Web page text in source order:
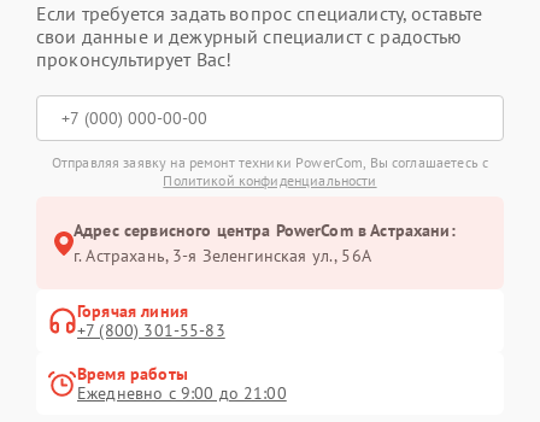
Если требуется задать вопрос специалисту, оставьте
свои данные и дежурный специалист с радостью
проконсультирует Вас!
Отправляя заявку на ремонт техники PowerCom, Вы соглашаетесь с
Политикой конфиденциальности
Адрес сервисного центра PowerCom в Астрахани:
г. Астрахань, 3-я Зеленгинская ул., 56А
Горячая линия
+7 (800) 301-55-83
Время работы
Ежедневно с 9:00 до 21:00